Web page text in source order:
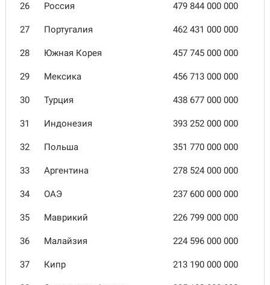
26 Россия 479 844 000 000
27 Португалия 462 431 000 000
28 Южная Корея 457 745 000 000
29 Мексика 456 713 000 000
30 Турция 438 677 000 000
31 Индонезия 393 252 000 000
32 Польша 351 770 000 000
33 Аргентина 278 524 000 000
34 ОАЭ 237 600 000 000
35 Маврикий 226 799 000 000
36 Малайзия 224 596 000 000
37 Кипр 213 190 000 000